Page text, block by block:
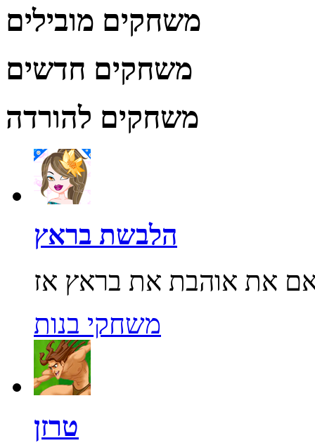
משחקים מובילים
משחקים חדשים
משחקים להורדה
הלבשת בראץ
משחקי בנות
טרזן